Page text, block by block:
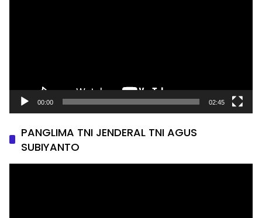
00:00 02:45
PANGLIMA TNI JENDERAL TNI AGUS
SUBIYANTO